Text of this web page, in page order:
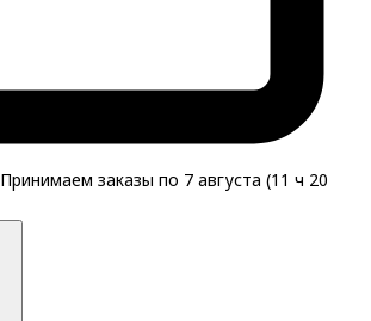
Принимаем заказы по 7 августа (11 ч 20